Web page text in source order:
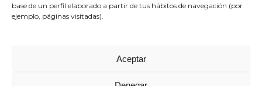
base de un perfil elaborado a partir de tus hábitos de navegación (por
ejemplo, páginas visitadas).
Aceptar
Horario